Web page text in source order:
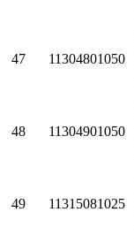
47 11304801050
48 11304901050
49 11315081025